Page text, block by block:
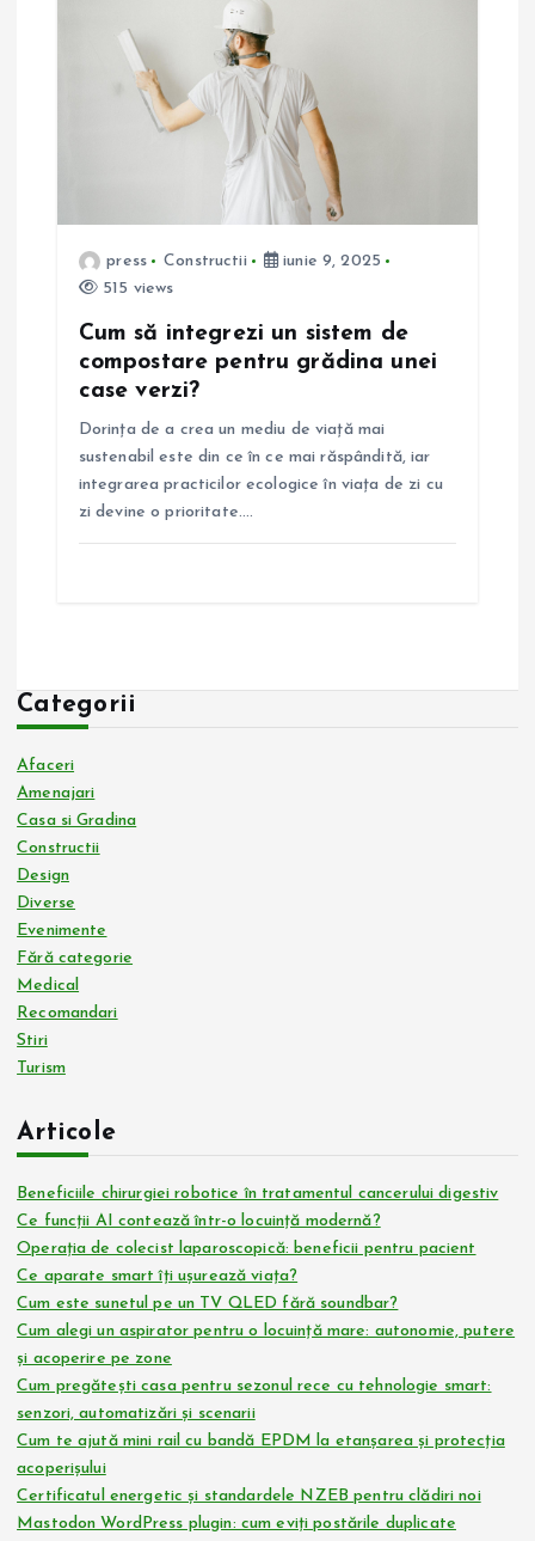
press Constructii
iunie 9, 2025
515 views
Cum să integrezi un sistem de
compostare pentru grădina unei
case verzi?
Dorința de a crea un mediu de viață mai
sustenabil este din ce în ce mai răspândită, iar
integrarea practicilor ecologice în viața de zi cu
zi devine o prioritate.…
Categorii
Afaceri
Amenajari
Casa si Gradina
Constructii
Design
Diverse
Evenimente
Fără categorie
Medical
Recomandari
Stiri
Turism
Articole
Beneficiile chirurgiei robotice în tratamentul cancerului digestiv
Ce funcții AI contează într-o locuință modernă?
Operația de colecist laparoscopică: beneficii pentru pacient
Ce aparate smart îți ușurează viața?
Cum este sunetul pe un TV QLED fără soundbar?
Cum alegi un aspirator pentru o locuință mare: autonomie, putere
și acoperire pe zone
Cum pregătești casa pentru sezonul rece cu tehnologie smart:
senzori, automatizări și scenarii
Cum te ajută mini rail cu bandă EPDM la etanșarea și protecția
acoperișului
Certificatul energetic și standardele NZEB pentru clădiri noi
Mastodon WordPress plugin: cum eviți postările duplicate